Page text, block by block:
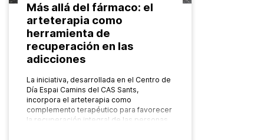
Más allá del fármaco: el
arteterapia como
herramienta de
recuperación en las
adicciones
La iniciativa, desarrollada en el Centro de
Día Espai Camins del CAS Sants,
incorpora el arteterapia como
complemento terapéutico para favorecer
la recuperación integral de las personas